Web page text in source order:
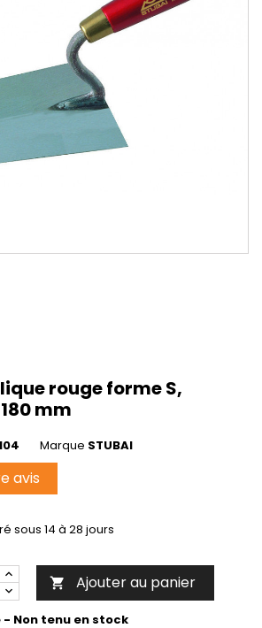
rouge forme S,
mm
Marque STUBAI
avis
sous 14 à 28 jours
 Ajouter au panier
Non tenu en stock